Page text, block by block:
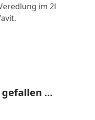
im 2l
gefallen …